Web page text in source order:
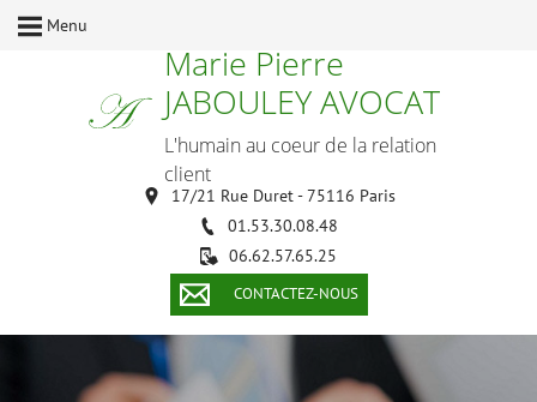
Menu
Marie Pierre
JABOULEY AVOCAT
L'humain au coeur de la relation
client
17/21 Rue Duret - 75116 Paris
01.53.30.08.48
06.62.57.65.25
CONTACTEZ-NOUS